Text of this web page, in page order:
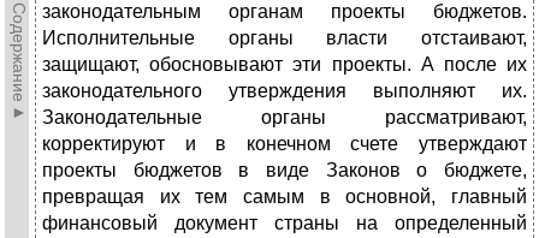
►Содержание►
законодательным органам проекты бюджетов.
Исполнительные органы власти отстаивают,
защищают, обосновывают эти проекты. А после их
законодательного утверждения выполняют их.
Законодательные органы рассматривают,
корректируют и в конечном счете утверждают
проекты бюджетов в виде Законов о бюджете,
превращая их тем самым в основной, главный
финансовый документ страны на определенный